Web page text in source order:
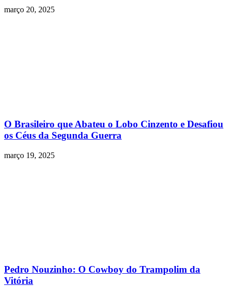
março 20, 2025
O Brasileiro que Abateu o Lobo Cinzento e Desafiou
os Céus da Segunda Guerra
março 19, 2025
Pedro Nouzinho: O Cowboy do Trampolim da
Vitória